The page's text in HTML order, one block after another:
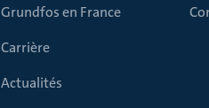
Grundfos en France
Carrière
Actualités